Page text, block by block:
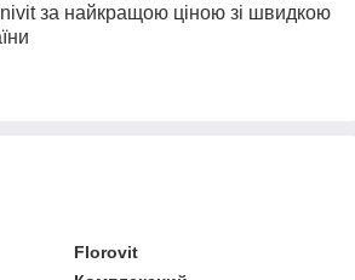
за найкращою ціною зі швидкою
Florovit